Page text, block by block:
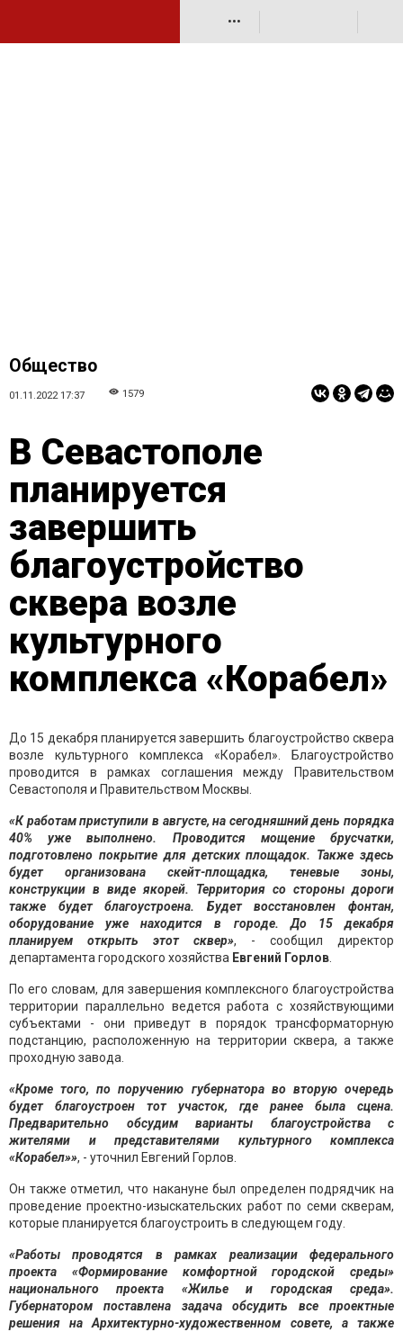
•••
Общество
01.11.2022 17:37 1579
В Севастополе
планируется
завершить
благоустройство
сквера возле
культурного
комплекса «Корабел»
До 15 декабря планируется завершить благоустройство сквера
возле культурного комплекса «Корабел». Благоустройство
проводится в рамках соглашения между Правительством
Севастополя и Правительством Москвы.
«К работам приступили в августе, на сегодняшний день порядка
40% уже выполнено. Проводится мощение брусчатки,
подготовлено покрытие для детских площадок. Также здесь
будет организована скейт-площадка, теневые зоны,
конструкции в виде якорей. Территория со стороны дороги
также будет благоустроена. Будет восстановлен фонтан,
оборудование уже находится в городе. До 15 декабря
планируем открыть этот сквер», - сообщил директор
департамента городского хозяйства Евгений Горлов
По его словам, для завершения комплексного благоустройства
территории параллельно ведется работа с хозяйствующими
субъектами - они приведут в порядок трансформаторную
подстанцию, расположенную на территории сквера, а также
проходную завода.
«Кроме того, по поручению губернатора во вторую очередь
будет благоустроен тот участок, где ранее была сцена.
Предварительно обсудим варианты благоустройства с
жителями и представителями культурного комплекса
«Корабел»», - уточнил Евгений Горлов.
Он также отметил, что накануне был определен подрядчик на
проведение проектно-изыскательских работ по семи скверам,
которые планируется благоустроить в следующем году.
«Работы проводятся в рамках реализации федерального
проекта «Формирование комфортной городской среды»
национального проекта «Жилье и городская среда».
Губернатором поставлена задача обсудить все проектные
решения на Архитектурно-художественном совете, а также